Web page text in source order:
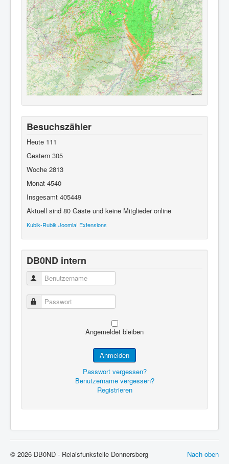
Besuchszähler
Heute 111
Gestern 305
Woche 2813
Monat 4540
Insgesamt 405449
Aktuell sind 80 Gäste und keine Mitglieder online
Kubik-Rubik Joomla! Extensions
DB0ND intern
Benutzername
Passwort
Angemeldet bleiben
Anmelden
Passwort vergessen?
Benutzername vergessen?
Registrieren
Nach oben
© 2026 DB0ND - Relaisfunkstelle Donnersberg